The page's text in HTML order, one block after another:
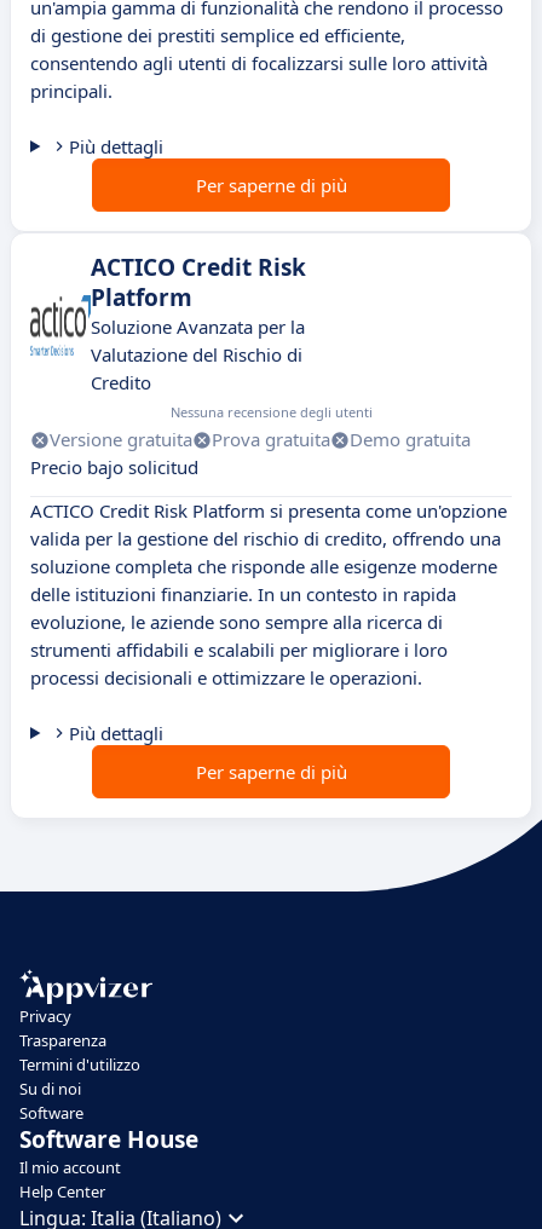
un'ampia gamma di funzionalità che rendono il processo
di gestione dei prestiti semplice ed efficiente,
consentendo agli utenti di focalizzarsi sulle loro attività
principali.
Più dettagli
Per saperne di più
ACTICO Credit Risk
Platform
Soluzione Avanzata per la
Valutazione del Rischio di
Credito
Nessuna recensione degli utenti
Versione gratuita Prova gratuita
Demo gratuita
Precio bajo solicitud
ACTICO Credit Risk Platform si presenta come un'opzione
valida per la gestione del rischio di credito, offrendo una
soluzione completa che risponde alle esigenze moderne
delle istituzioni finanziarie. In un contesto in rapida
evoluzione, le aziende sono sempre alla ricerca di
strumenti affidabili e scalabili per migliorare i loro
processi decisionali e ottimizzare le operazioni.
Più dettagli
Per saperne di più
Privacy
Trasparenza
Termini d'utilizzo
Su di noi
Software
Software House
Il mio account
Help Center
Lingua: Italia (Italiano)